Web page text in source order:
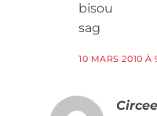
bisou
sag
10 MARS 2010 À
Circee